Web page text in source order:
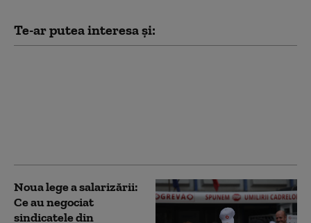
Te-ar putea interesa și:
Noua lege a salarizării:
Ce au negociat
sindicatele din